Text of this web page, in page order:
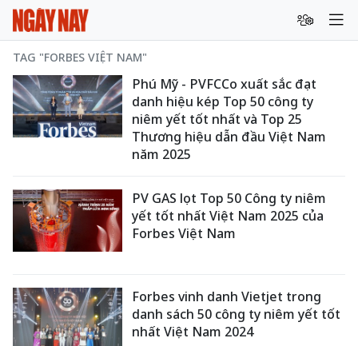
TAG "FORBES VIỆT NAM"
Phú Mỹ - PVFCCo xuất sắc đạt
danh hiệu kép Top 50 công ty
niêm yết tốt nhất và Top 25
Thương hiệu dẫn đầu Việt Nam
năm 2025
PV GAS lọt Top 50 Công ty niêm
yết tốt nhất Việt Nam 2025 của
Forbes Việt Nam
Forbes vinh danh Vietjet trong
danh sách 50 công ty niêm yết tốt
nhất Việt Nam 2024